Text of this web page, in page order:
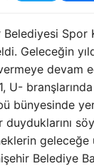
Belediyesi
Geleceğin
devam
U-
bünyesinde
Belediye